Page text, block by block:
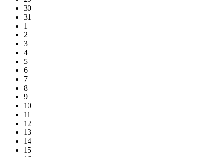
30
31
1
2
3
4
5
6
7
8
9
10
11
12
13
14
15